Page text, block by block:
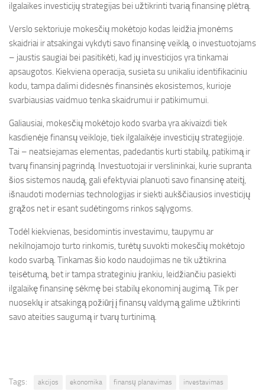
ilgalaikes investicijų strategijas bei užtikrinti tvarią finansinę plėtrą.
Verslo sektoriuje mokesčių mokėtojo kodas leidžia įmonėms
skaidriai ir atsakingai vykdyti savo finansinę veiklą, o investuotojams
– jaustis saugiai bei pasitikėti, kad jų investicijos yra tinkamai
apsaugotos. Kiekviena operacija, susieta su unikaliu identifikaciniu
kodu, tampa dalimi didesnės finansinės ekosistemos, kurioje
svarbiausias vaidmuo tenka skaidrumui ir patikimumui.
Galiausiai, mokesčių mokėtojo kodo svarba yra akivaizdi tiek
kasdienėje finansų veikloje, tiek ilgalaikėje investicijų strategijoje.
Tai – neatsiejamas elementas, padedantis kurti stabilų, patikimą ir
tvarų finansinį pagrindą. Investuotojai ir verslininkai, kurie supranta
šios sistemos naudą, gali efektyviai planuoti savo finansinę ateitį,
išnaudoti modernias technologijas ir siekti aukščiausios investicijų
grąžos net ir esant sudėtingoms rinkos sąlygoms.
Todėl kiekvienas, besidomintis investavimu, taupymu ar
nekilnojamojo turto rinkomis, turėtų suvokti mokesčių mokėtojo
kodo svarbą. Tinkamas šio kodo naudojimas ne tik užtikrina
teisėtumą, bet ir tampa strateginiu įrankiu, leidžiančiu pasiekti
ilgalaikę finansinę sėkmę bei stabilų ekonominį augimą. Tik per
nuoseklų ir atsakingą požiūrį į finansų valdymą galime užtikrinti
savo ateities saugumą ir tvarų turtinimą.
Tags: akcijos ekonomika finansų planavimas investavimas